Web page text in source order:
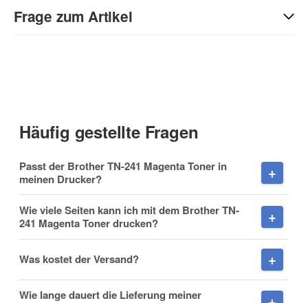
Sie Anderen bei der Kaufentscheidung:
Frage zum Artikel
Nachname
Häufig gestellte Fragen
Passt der Brother TN-241 Magenta Toner in
meinen Drucker?
Wie viele Seiten kann ich mit dem Brother TN-
241 Magenta Toner drucken?
Was kostet der Versand?
Wie lange dauert die Lieferung meiner